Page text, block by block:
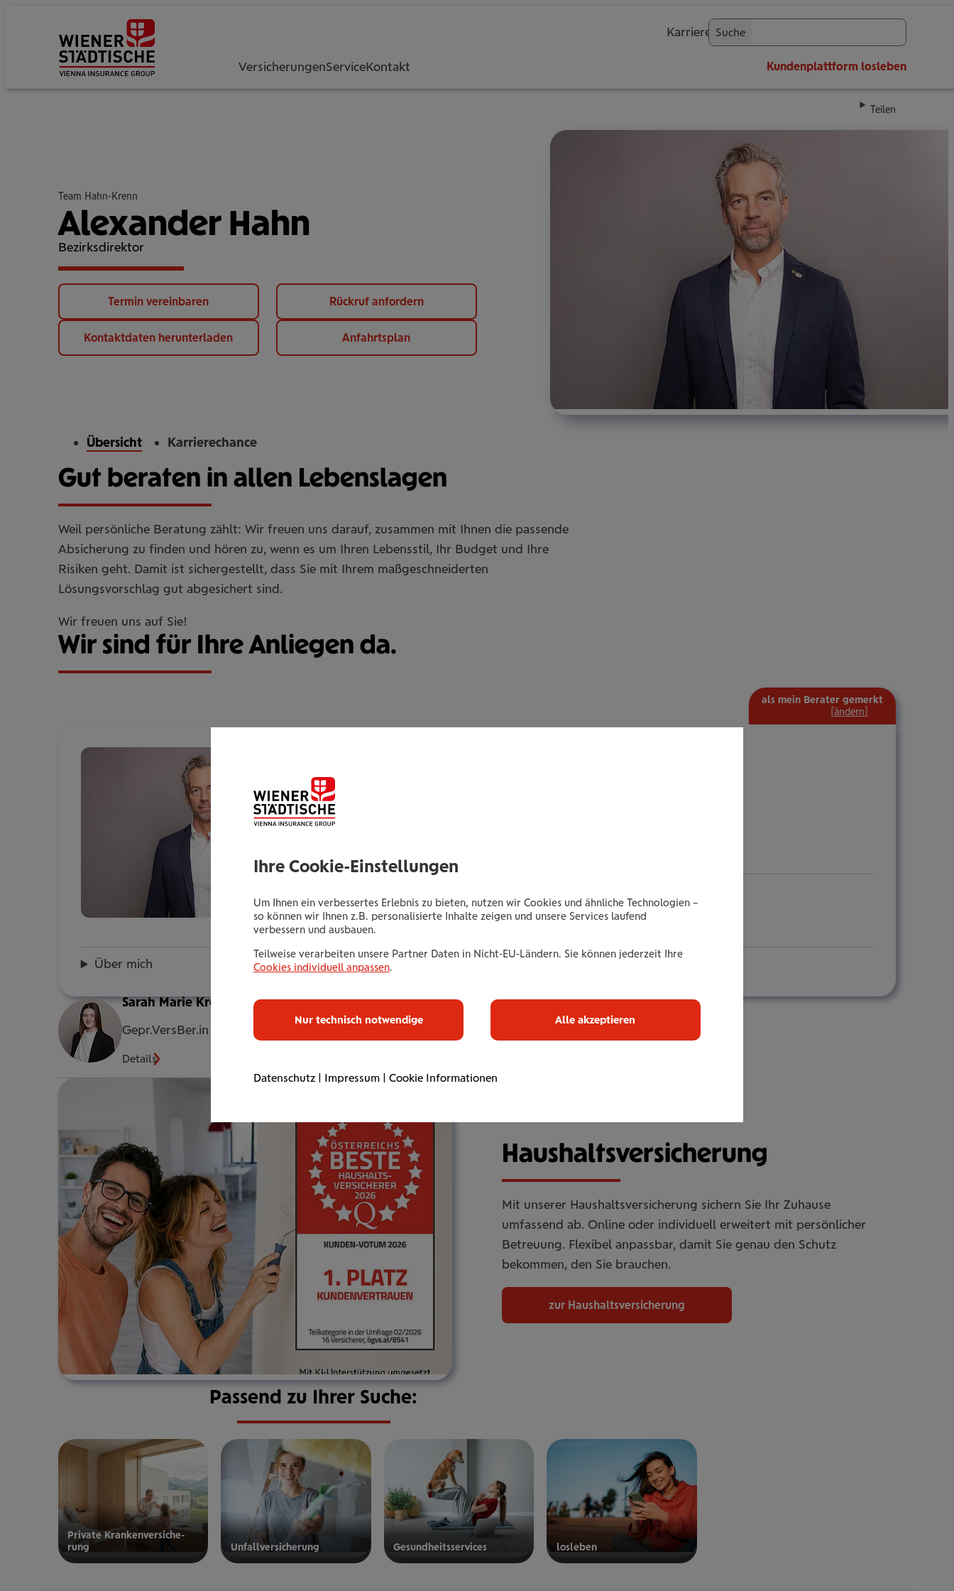
VersicherungenServiceKontakt
Karriere Suche
Kundenplattform losleben
Teilen
Team Hahn-Krenn
Alexander Hahn
Bezirksdirektor
Termin vereinbaren Rückruf anfordern
Kontaktdaten herunterladen Anfahrtsplan
Übersicht Karrierechance
Gut beraten in allen Lebenslagen
Weil persönliche Beratung zählt: Wir freuen uns darauf, zusammen mit Ihnen die passende
Absicherung zu finden und hören zu, wenn es um Ihren Lebensstil, Ihr Budget und Ihre
Risiken geht. Damit ist sichergestellt, dass Sie mit Ihrem maßgeschneiderten
Lösungsvorschlag gut abgesichert sind.
Wir freuen uns auf Sie!
Wir sind für Ihre Anliegen da.
Mobil:+436646013966234
E-Mail:
Über mich
als mein Berater gemerkt
[ändern
Sarah Marie Krenn
Gepr.VersBer.in
Details
Haus­halts­ver­si­che­rung
Mit unserer Haushaltsversicherung sichern Sie Ihr Zuhause
umfassend ab. Online oder individuell erweitert mit persönlicher
Betreuung. Flexibel anpassbar, damit Sie genau den Schutz
bekommen, den Sie brauchen.
zur Haushaltsversicherung
Passend zu Ihrer Suche:
Private Kran­ken­­­ver­si­che­
rung
zur privaten
Unfall­ver­si­che­rung Gesund­heits­ser­vices los­le­ben
Ihre Cookie-Einstellungen
Um Ihnen ein verbessertes Erlebnis zu bieten, nutzen wir Cookies und ähnliche Technologien –
so können wir Ihnen z.B. personalisierte Inhalte zeigen und unsere Services laufend
verbessern und ausbauen.
Teilweise verarbeiten unsere Partner Daten in Nicht-EU-Ländern. Sie können jederzeit Ihre
Cookies individuell anpassen.
Nur technisch notwendige Alle akzeptieren
Datenschutz | Impressum | Cookie Informationen